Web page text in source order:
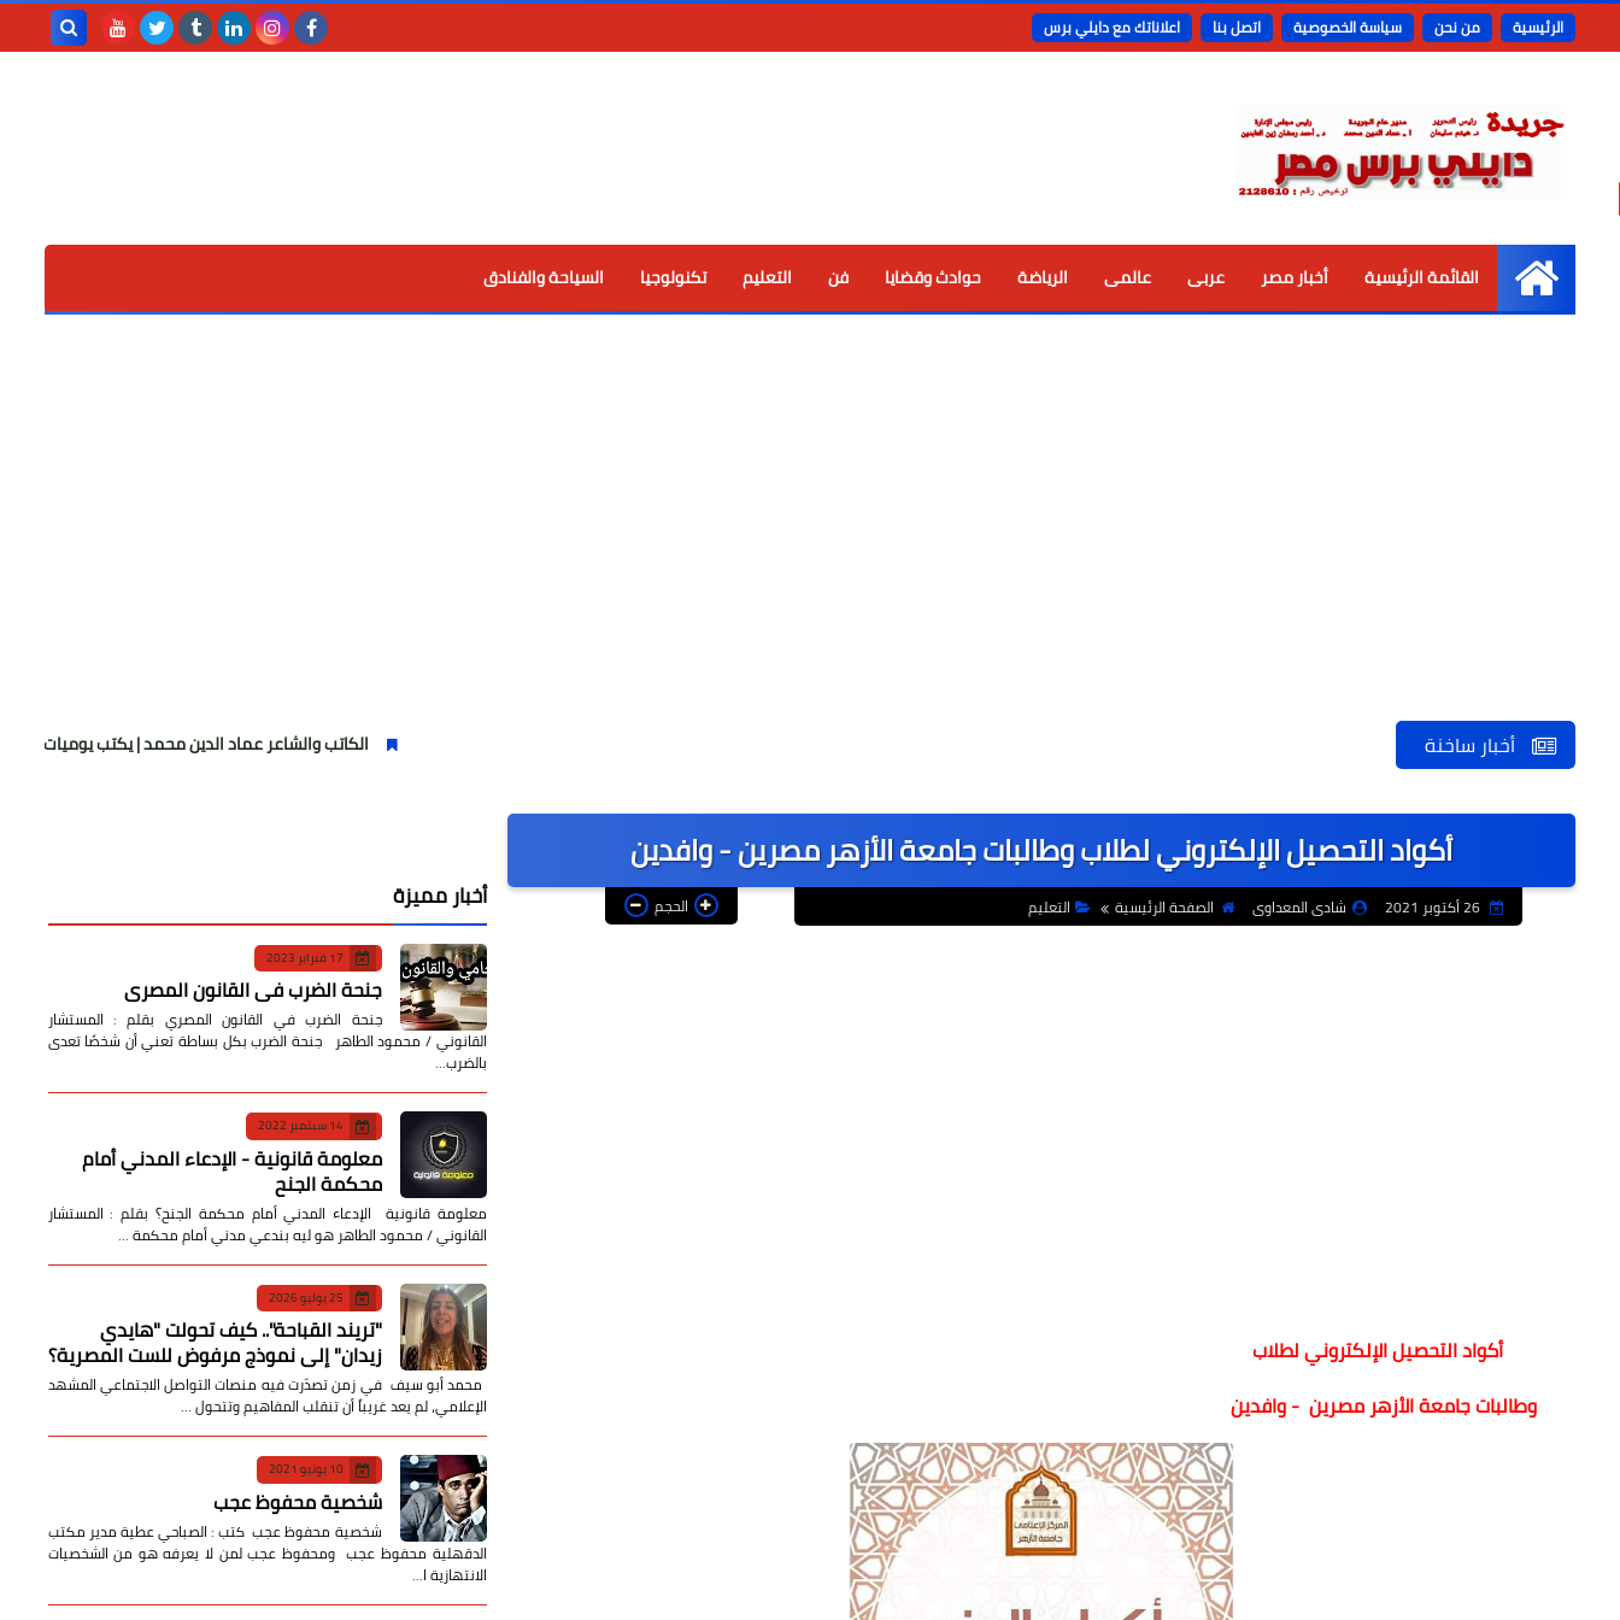
الرئيسية من نحن سياسة الخصوصية اتصل بنا اعلاناتك مع دايلي برس
الرئيسية
القائمة الرئيسية أخبار مصر عربى عالمى الرياضة حوادث وقضايا فن التعليم تكنولوجيا السياحة والفنادق
أخبار ساخنة الكاتب والشاعر عماد الدين محمد | يكتب يوميات شاعر وقصيدة :
أكواد التحصيل الإلكتروني لطلاب وطالبات جامعة الأزهر مصرين - وافدين
26 أكتوبر 2021 شادى المعداوى الصفحة الرئيسية التعليم الحجم
أكواد التحصيل الإلكتروني لطلاب
وطالبات جامعة الأزهرمصرين - وافدين
أخبار مميزة
17 فبراير 2023
جنحة الضرب في القانون المصري
جنحة الضرب في القانون المصري بقلم : المستشار
القانوني / محمود الطاهر جنحة الضرب بكل بساطة تعني أن شخصًا تعدى
بالضرب…
14 سبتمبر 2022
معلومة قانونية - الإدعاء المدني أمام
محكمة الجنح
معلومة قانونية الإدعاء المدني أمام محكمة الجنح؟ بقلم : المستشار
القانوني / محمود الطاهر هو ليه بندعي مدني أمام محكمة …
25 يوليو 2026
​"تريند القباحة".. كيف تحولت "هايدي
زيدان" إلى نموذج مرفوض للست المصرية؟
​ محمد أبو سيف ​في زمن تصدّرت فيه منصات التواصل الاجتماعي المشهد
الإعلامي، لم يعد غريباً أن تنقلب المفاهيم وتتحول …
10 يونيو 2021
شخصية محفوظ عجب
شخصية محفوظ عجب كتب : الصباحي عطية مدير مكتب
الدقهلية محفوظ عجب ومحفوظ عجب لمن لا يعرفه هو من الشخصيات
الانتهازية ا…